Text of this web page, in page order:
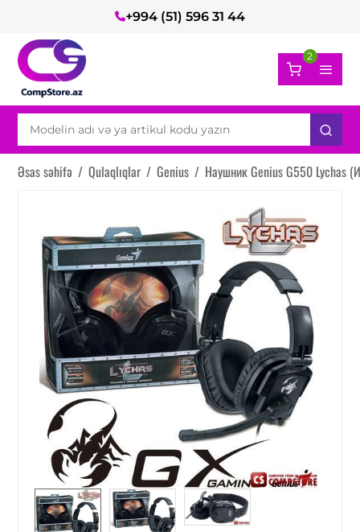
+994 (51) 596 31 44
2
Əsas səhifə / Qulaqlıqlar / Genius / Наушник Genius G550 Lychas